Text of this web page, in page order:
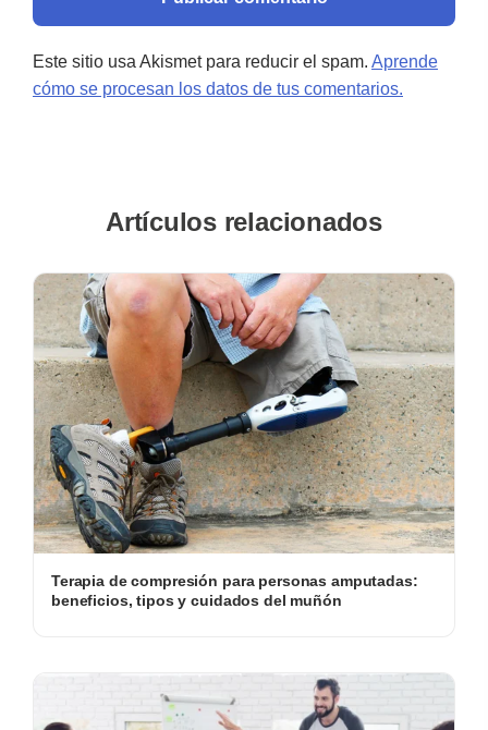
Este sitio usa Akismet para reducir el spam. Aprende
cómo se procesan los datos de tus comentarios.
Artículos relacionados
Terapia de compresión para personas amputadas:
beneficios, tipos y cuidados del muñón